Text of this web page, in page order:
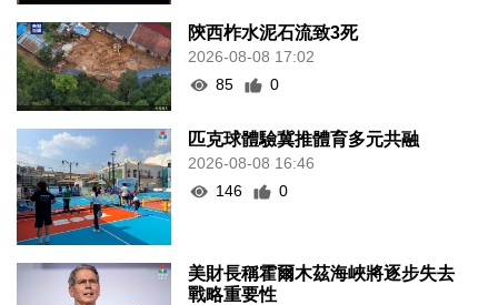
陝西柞水泥石流致3死
2026-08-08 17:02
85
0
匹克球體驗冀推體育多元共融
2026-08-08 16:46
146
0
美財長稱霍爾木茲海峽將逐步失去
戰略重要性